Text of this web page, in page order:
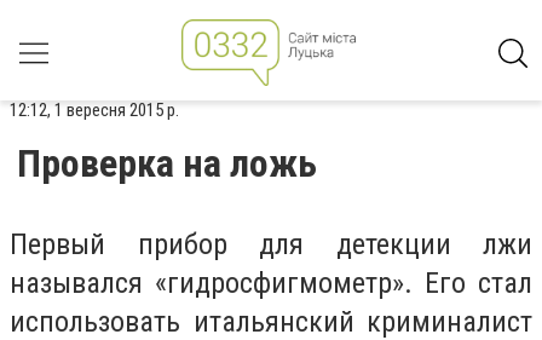
12:12, 1 вересня 2015 р.
Проверка на ложь
Первый прибор для детекции лжи
назывался «гидросфигмометр». Его стал
использовать итальянский криминалист